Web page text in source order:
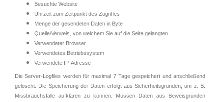
Besuchte Website
Uhrzeit zum Zeitpunkt des Zugriffes
Menge der gesendeten Daten in Byte
Quelle/Verweis, von welchem Sie auf die Seite gelangten
Verwendeter Browser
Verwendetes Betriebssystem
Verwendete IP-Adresse
Die Server-Logfiles werden für maximal 7 Tage gespeichert und anschließend
gelöscht. Die Speicherung der Daten erfolgt aus Sicherheitsgründen, um z. B.
Missbrauchsfälle aufklären zu können. Müssen Daten aus Beweisgründen